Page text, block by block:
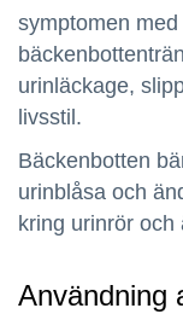
symptomen
urinläckage,
livsstil.
Bäckenbotten
urinblåsa och
kring urinrör och
Användning